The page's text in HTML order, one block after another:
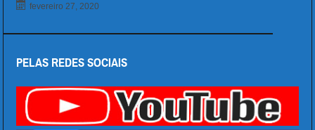
fevereiro 27, 2020
PELAS REDES SOCIAIS